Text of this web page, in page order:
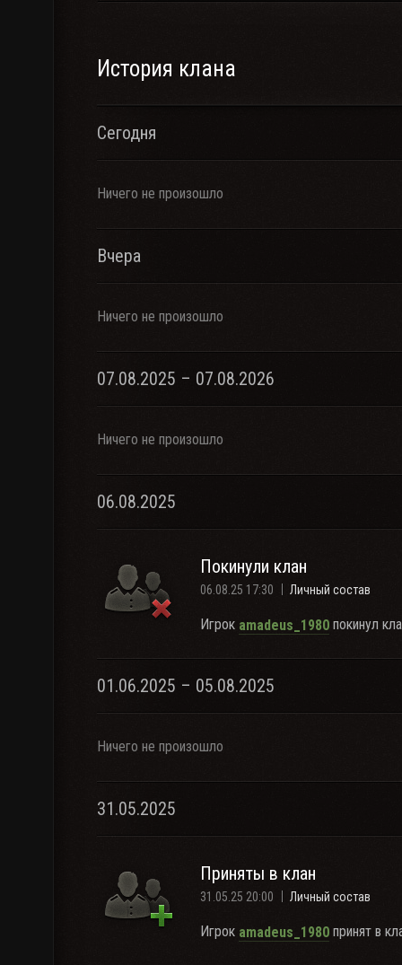
История клана
Сегодня
Ничего не произошло
Вчера
Ничего не произошло
07.08.2025 – 07.08.2026
Ничего не произошло
06.08.2025
Покинули клан
06.08.25 17:30 Личный состав
Игрок amadeus_1980 покинул
01.06.2025 – 05.08.2025
Ничего не произошло
31.05.2025
Приняты в клан
31.05.25 20:00 Личный состав
Игрок amadeus_1980 принят в